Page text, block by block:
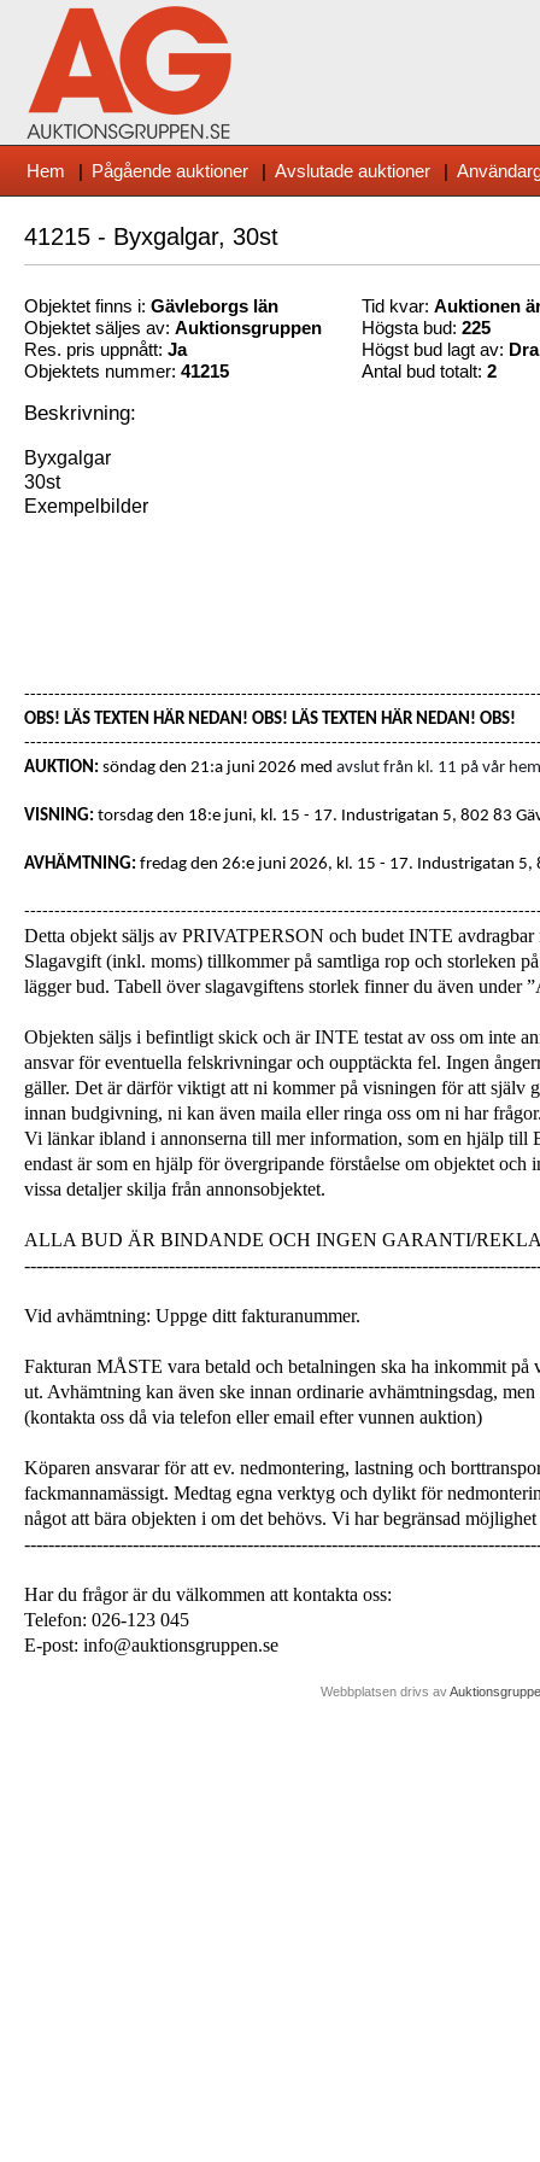
Hem | Pågående auktioner | Avslutade auktioner |
41215 - Byxgalgar, 30st
Objektet finns i: Gävleborgs län
Objektet säljes av: Auktionsgruppen
Res. pris uppnått: Ja
Objektets nummer: 41215
Tid kvar: Auktionen
Högsta bud: 225
Högst bud lagt av:
Antal bud totalt: 2
Beskrivning:
Byxgalgar
30st
Exempelbilder
OBS! LÄS TEXTEN HÄR NEDAN! OBS! LÄS TEXTEN HÄR NEDAN! OBS!
AUKTION: söndag den 21:a juni 2026 med avslut från kl. 11 på vår
VISNING: torsdag den 18:e juni, kl. 15 - 17. Industrigatan 5, 802 83
AVHÄMTNING: fredag den 26:e juni 2026, kl. 15 - 17. Industrigatan 5,
Detta objekt säljs av PRIVATPERSON och budet INTE
Slagavgift (inkl. moms) tillkommer på samtliga rop och storleken
lägger bud. Tabell över slagavgiftens storlek finner du även under
Objekten säljs i befintligt skick och är INTE testat av oss om inte
ansvar för eventuella felskrivningar och oupptäckta fel. Ingen
gäller. Det är därför viktigt att ni kommer på visningen för att själv
innan budgivning, ni kan även maila eller ringa oss om ni har
Vi länkar ibland i annonserna till mer information, som en hjälp till
endast är som en hjälp för övergripande förståelse om objektet
vissa detaljer skilja från annonsobjektet.
ALLA BUD ÄR BINDANDE OCH INGEN GARANTI/
Vid avhämtning: Uppge ditt fakturanummer.
Fakturan MÅSTE vara betald och betalningen ska ha inkommit på
ut. Avhämtning kan även ske innan ordinarie avhämtningsdag,
(kontakta oss då via telefon eller email efter vunnen auktion)
Köparen ansvarar för att ev. nedmontering, lastning och
fackmannamässigt. Medtag egna verktyg och dylikt för
något att bära objekten i om det behövs. Vi har begränsad
Har du frågor är du välkommen att kontakta oss:
Telefon: 026-123 045
E-post: info@auktionsgruppen.se
Webbplatsen drivs av